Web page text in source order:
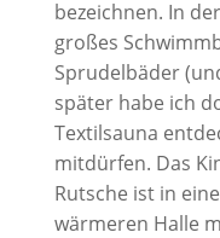
bezeichnen. In
großes
Sprudelbäder
später habe ich
Textilsauna
mitdürfen. Das
Rutsche ist in
wärmeren Halle